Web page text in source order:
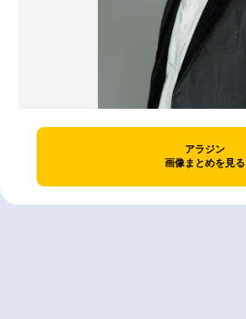
アラジン
画像まとめを見る